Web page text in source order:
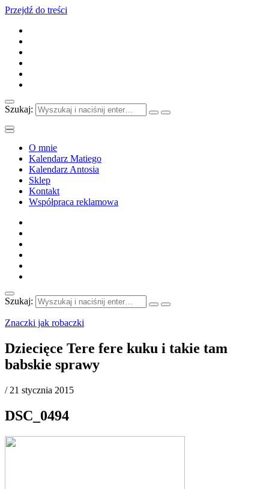
Przejdź do treści
Szukaj:
O mnie
Kalendarz Matiego
Kalendarz Antosia
Sklep
Kontakt
Współpraca reklamowa
Szukaj:
Znaczki jak robaczki
Dziecięce Tere fere kuku i takie tam
babskie sprawy
/ 21 stycznia 2015
DSC_0494